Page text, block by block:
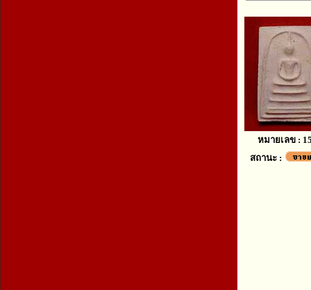
หมายเลข :
สถานะ :